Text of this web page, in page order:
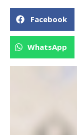
Facebook
WhatsApp